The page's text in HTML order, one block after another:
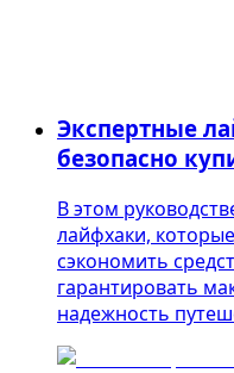
Экспертные
безопасно
В этом
лайфхаки,
сэкономить
гарантировать
надежность